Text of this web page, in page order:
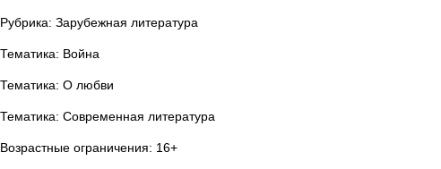
Рубрика: Зарубежная литература
Тематика: Война
Тематика: О любви
Тематика: Современная литература
Возрастные ограничения: 16+